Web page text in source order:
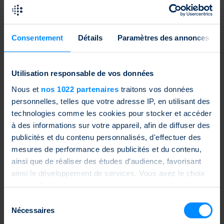
Consentement Détails Paramètres des annonces
Utilisation responsable de vos données
Nous et nos 1022 partenaires traitons vos données
personnelles, telles que votre adresse IP, en utilisant des
technologies comme les cookies pour stocker et accéder
à des informations sur votre appareil, afin de diffuser des
publicités et du contenu personnalisés, d'effectuer des
mesures de performance des publicités et du contenu,
ainsi que de réaliser des études d’audience, favorisant
ainsi le développement de services. Vous avez le choix
tout moment en consultant la Déclaration relative aux
cookies ou en cliquant sur l'icône de confidentialité.
Nécessaires
WSD rejoint la SSPA en tant que nouveau membre partenaire
09.07.2024
Oepfelbaum IT Management rejoint la SSPA en tant que
En savoir plus
18.06.2024
SSPA gagne LGT comme nouveau membre buy-side
16.05.2024
Chiffre d’affaires au T1 2024 de 49 Md CHF – reverse
convertibles avec 12 Md CHF maintenant les produits les plus